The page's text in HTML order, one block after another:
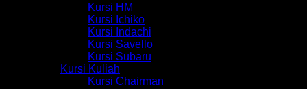
Kursi HM
Kursi Ichiko
Kursi Indachi
Kursi Savello
Kursi Subaru
Kursi Kuliah
Kursi Chairman